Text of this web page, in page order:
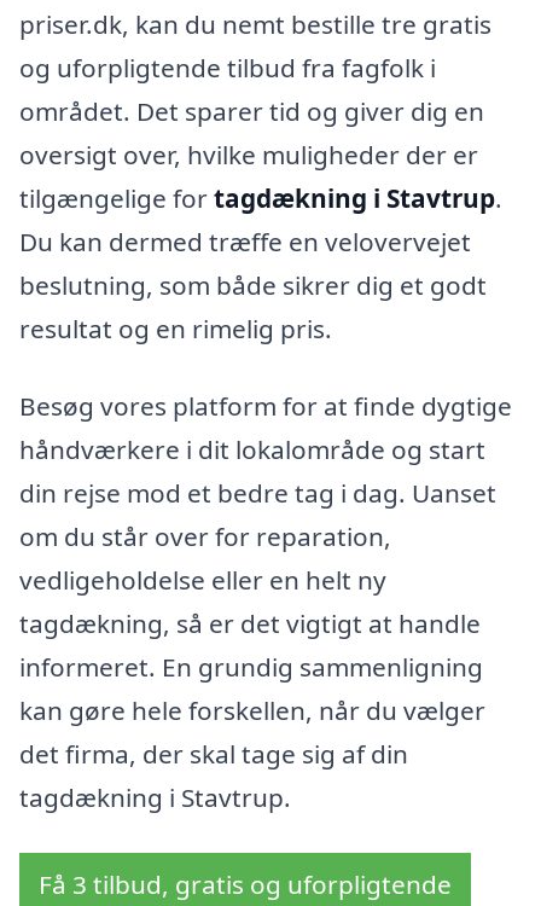
priser.dk, kan du nemt bestille tre gratis
og uforpligtende tilbud fra fagfolk i
området. Det sparer tid og giver dig en
oversigt over, hvilke muligheder der er
tilgængelige fortagdækning i Stavtrup.
Du kan dermed træffe en velovervejet
beslutning, som både sikrer dig et godt
resultat og en rimelig pris.
Besøg vores platform for at finde dygtige
håndværkere i dit lokalområde og start
din rejse mod et bedre tag i dag. Uanset
om du står over for reparation,
vedligeholdelse eller en helt ny
tagdækning, så er det vigtigt at handle
informeret. En grundig sammenligning
kan gøre hele forskellen, når du vælger
det firma, der skal tage sig af din
tagdækning i Stavtrup.
Få 3 tilbud, gratis og uforpligtende